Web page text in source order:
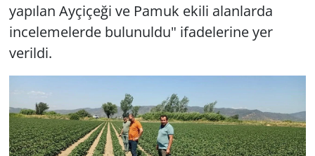
yapılan Ayçiçeği ve Pamuk ekili alanlarda
incelemelerde bulunuldu" ifadelerine yer
verildi.